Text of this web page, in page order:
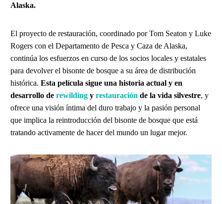
Alaska.
El proyecto de restauración, coordinado por Tom Seaton y Luke
Rogers con el Departamento de Pesca y Caza de Alaska,
continúa los esfuerzos en curso de los socios locales y estatales
para devolver el bisonte de bosque a su área de distribución
histórica. Esta película sigue una historia actual y en
desarrollo de rewilding y restauración de la vida silvestre, y
ofrece una visión íntima del duro trabajo y la pasión personal
que implica la reintroducción del bisonte de bosque que está
tratando activamente de hacer del mundo un lugar mejor.